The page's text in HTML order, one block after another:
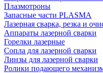
Плазмотроны
Запасные части PLASMA
Лазерная сварка, резка и
Аппараты лазерной сварки
Горелки лазерные
Сопла для лазерной сварки
Линзы для лазерной сварки
Ролики подающего